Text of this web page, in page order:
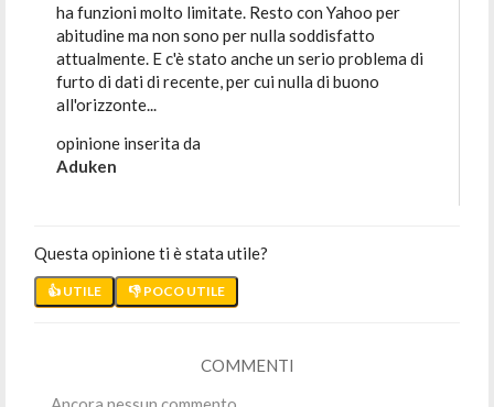
ha funzioni molto limitate. Resto con Yahoo per
abitudine ma non sono per nulla soddisfatto
attualmente. E c'è stato anche un serio problema di
furto di dati di recente, per cui nulla di buono
all'orizzonte...
opinione inserita da
Aduken
Questa opinione ti è stata utile?
👍 UTILE 👎 POCO UTILE
COMMENTI